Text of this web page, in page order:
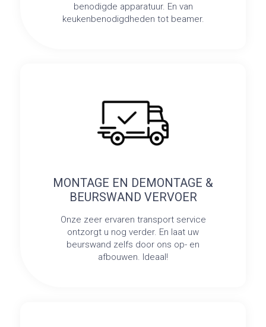
benodigde apparatuur. En van
keukenbenodigdheden tot beamer.
MONTAGE EN DEMONTAGE &
BEURSWAND VERVOER
Onze zeer ervaren transport service
ontzorgt u nog verder. En laat uw
beurswand zelfs door ons op- en
afbouwen. Ideaal!